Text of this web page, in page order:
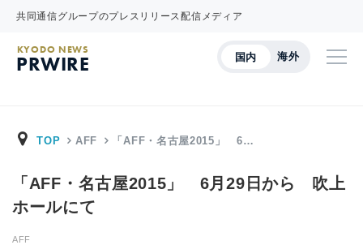
共同通信グループのプレスリリース配信メディア
国内 海外
KYODO NEWS
PRWIRE
TOP AFF 「AFF・名古屋2015」 6…
「AFF・名古屋2015」 6月29日から 吹上
ホールにて
AFF